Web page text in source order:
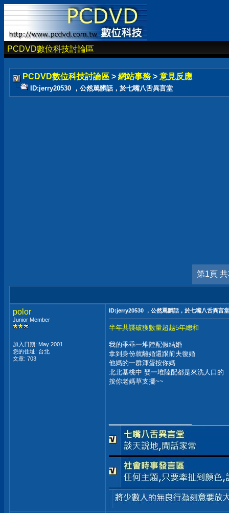
PCDVD數位科技討論區
PCDVD數位科技討論區 > 網站事務 > 意見反應
ID:jerry20530 ，公然罵髒話，於七嘴八舌異言堂
第1頁
polor
Junior Member
加入日期: May 2001
您的住址: 台北
文章: 703
ID:jerry20530 ，公然罵髒話，於七嘴八舌異言堂
半年共諜破獲數量超越5年總和
我的乖乖一堆陸配假結婚
拿到身份就離婚還跟前夫復婚
他媽的一群渾蛋按你媽
北北基桃中 娶一堆陸配都是來洗人口的
按你老媽草支擺~~